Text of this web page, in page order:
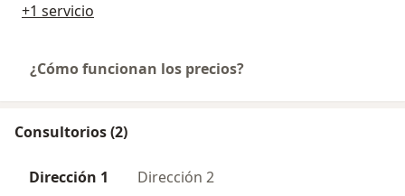
+1 servicio
¿Cómo funcionan los precios?
Consultorios (2)
Dirección 1 Dirección 2